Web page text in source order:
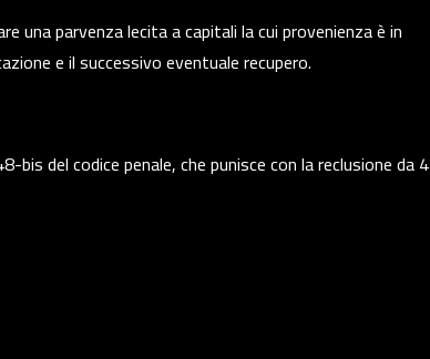
una parvenza lecita a capitali la cui provenienza è in
e il successivo eventuale recupero.
bis del codice penale, che punisce con la reclusione da 4